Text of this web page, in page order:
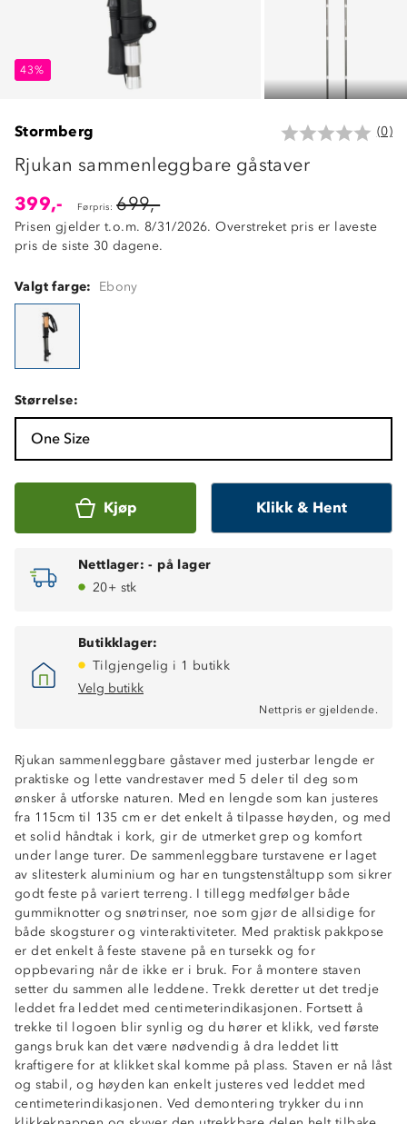
43%
43%
Stormberg (0)
Rjukan sammenleggbare gåstaver
399,-
Førpris: 699,-
Prisen gjelder t.o.m. 8/31/2026. Overstreket pris er laveste
pris de siste 30 dagene.
Valgt farge: Ebony
Størrelse:
One Size
Kjøp Klikk & Hent
Nettlager: - på lager
20+ stk
Butikklager:
Tilgjengelig i 1 butikk
Velg butikk
Nettpris er gjeldende.
Rjukan sammenleggbare gåstaver med justerbar lengde er
praktiske og lette vandrestaver med 5 deler til deg som
ønsker å utforske naturen. Med en lengde som kan justeres
fra 115cm til 135 cm er det enkelt å tilpasse høyden, og med
et solid håndtak i kork, gir de utmerket grep og komfort
under lange turer. De sammenleggbare turstavene er laget
av slitesterk aluminium og har en tungstenståltupp som sikrer
godt feste på variert terreng. I tillegg medfølger både
gummiknotter og snøtrinser, noe som gjør de allsidige for
både skogsturer og vinteraktiviteter. Med praktisk pakkpose
er det enkelt å feste stavene på en tursekk og for
oppbevaring når de ikke er i bruk. For å montere staven
setter du sammen alle leddene. Trekk deretter ut det tredje
leddet fra leddet med centimeterindikasjonen. Fortsett å
trekke til logoen blir synlig og du hører et klikk, ved første
gangs bruk kan det være nødvendig å dra leddet litt
kraftigere for at klikket skal komme på plass. Staven er nå låst
og stabil, og høyden kan enkelt justeres ved leddet med
centimeterindikasjonen. Ved demontering trykker du inn
Sammenleggbar
Justerbar lengde 115cm-135cm
Korkhåndtak